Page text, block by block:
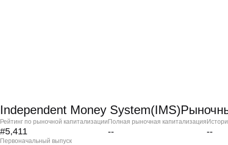
Independent Money
Рейтинг по рыночной капитализации
#5,411
Полная рыночная капитализация
-- --
Первоначальный выпуск